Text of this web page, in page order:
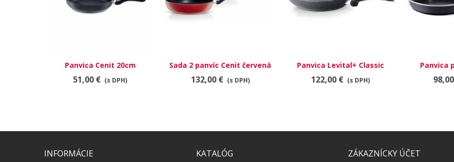
Panvica Cenit 20cm
51,00 € (s DPH)
Sada 2 panvíc Cenit červená
24 a 28 cm
132,00 € (s DPH)
Panvica Levital+ Classic
28cm
122,00 € (s DPH)
Panvica
INFORMÁCIE KATALÓG ZÁKAZNÍCKY ÚČET